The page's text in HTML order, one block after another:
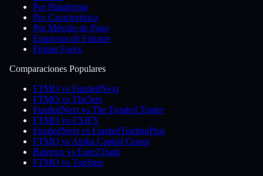
Por Plataforma
Por Característica
Por Método de Pago
Empresas de Futuros
Firmas Forex
Comparaciones Populares
FTMO vs FundedNext
FTMO vs The5ers
FundedNext vs The Funded Trader
FTMO vs FXIFY
FundedNext vs FundedTradingPlus
FTMO vs Alpha Capital Group
Bulenox vs Earn2Trade
FTMO vs TopStep